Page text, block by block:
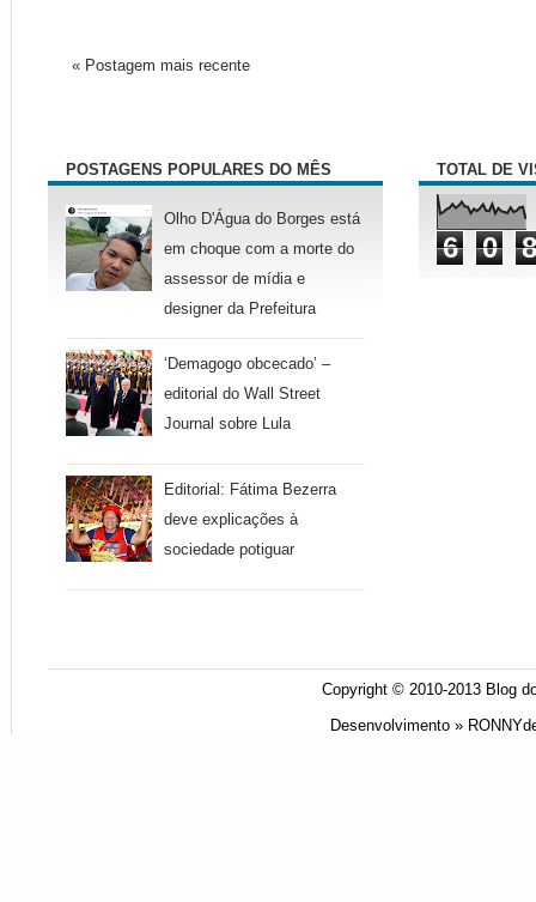
« Postagem mais recente
POSTAGENS POPULARES DO MÊS
Olho D'Água do Borges está
em choque com a morte do
assessor de mídia e
designer da Prefeitura
‘Demagogo obcecado’ –
editorial do Wall Street
Journal sobre Lula
Editorial: Fátima Bezerra
deve explicações à
sociedade potiguar
TOTAL DE
6 0 8
Copyright © 2010-2013 Blog
Desenvolvimento »